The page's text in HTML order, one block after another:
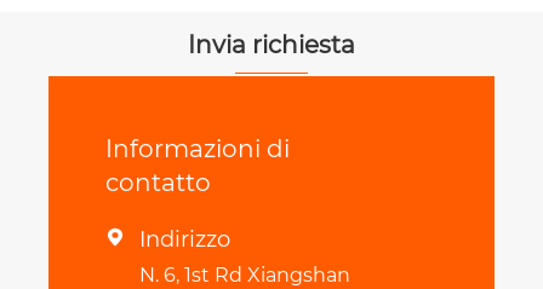
Invia richiesta
Informazioni di
contatto
 Indirizzo
N. 6, 1st Rd Xiangshan